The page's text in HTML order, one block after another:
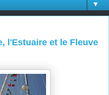
▼
l'Estuaire et le Fleuve